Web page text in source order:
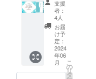
届けの
リター
ンに貼
付され
たラベ
ルや注
意書き
をご確
認くだ
開：ブ
ラック
／ベ
リー
【ボト
ムス】
・素
材：ポ
リエス
※チケッ
ト有効
期限：
リター
ンお届
け日よ
り1ヶ月
以内に
ご利用
ついて
はご相
談くだ
さい。
※交通費
はご自
身でご
負担く
ださ
F】
【艶肌
女神】
1袋（90
粒／30
日分）
×6 販売
予定価
格：
支援
者：
4人
お届
け予
定：
2024
年06
月
こ
の
リ
タ